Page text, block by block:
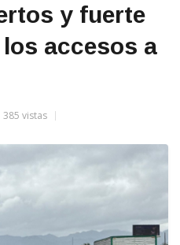
y fuerte
accesos a
385 vistas